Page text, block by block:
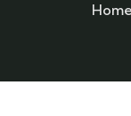
Home